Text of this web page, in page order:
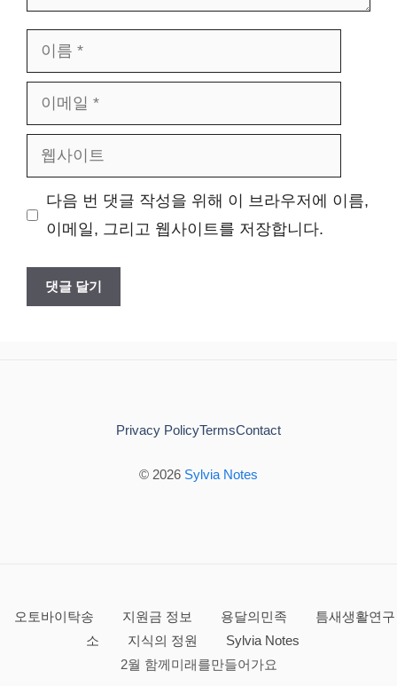
름
메
사
다음 번 댓글 작성을 위해 이 브라우저에 이름,
이메일, 그리고 웹사이트를 저장합니다.
© 2026 Sylvia Notes
Privacy PolicyTermsContact
오토바이탁송 지원금 정보 용달의민족
틈새생활연구
소
지식의 정원
Sylvia Notes
2월 함께미래를만들어가요